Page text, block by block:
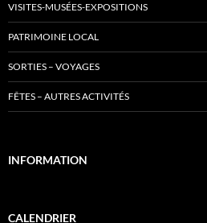
VISITES-MUSÉES-EXPOSITIONS
PATRIMOINE LOCAL
SORTIES – VOYAGES
FÊTES – AUTRES ACTIVITÉS
INFORMATION
CALENDRIER